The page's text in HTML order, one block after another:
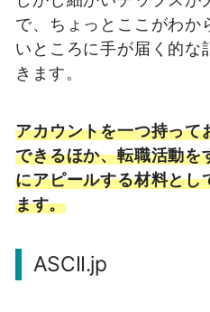
で、ちょっとここがわか
いところに手が届く的
きます。
アカウントを一つ持って
できるほか、転職活動を
にアピールする材料とし
ます。
ASCII.jp